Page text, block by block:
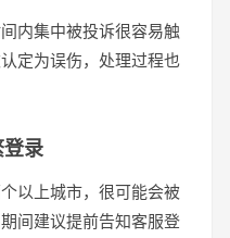
内集中被投诉很容易触
定为误伤，处理过程也
录
以上城市，很可能会被
间建议提前告知客服登